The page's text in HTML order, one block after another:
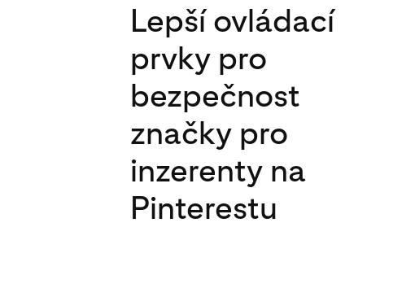
Lepší ovládací
prvky pro
bezpečnost
značky pro
inzerenty na
Pinterestu